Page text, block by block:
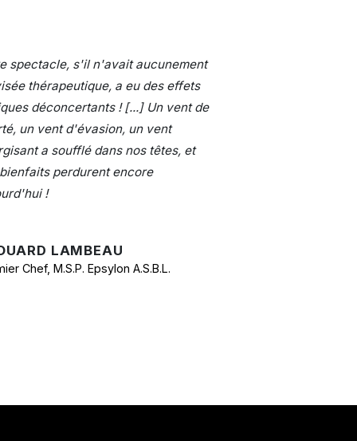
spectacle, s'il n'avait aucunement
thérapeutique, a eu des effets
déconcertants ! [...] Un vent de
un vent d'évasion, un vent
a soufflé dans nos têtes, et
perdurent encore
!
LAMBEAU
Chef, M.S.P. Epsylon A.S.B.L.